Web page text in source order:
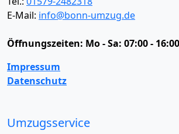
E-Mail: info@bonn-umzug.de
Öffnungszeiten: Mo - Sa: 07:00 -
Impressum
Datenschutz
Umzugsservice